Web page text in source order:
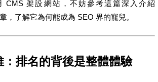
CMS 架設網站，不妨參考這篇深入介紹
，了解它為何能成為 SEO 界的寵兒。
：排名的背後是整體體驗